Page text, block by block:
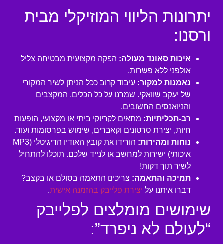
יתרונות הליווי המוזיקלי מבית
ורסנו:
איכות סאונד מעולה: הפקה מקצועית מבטיחה צליל
אולפני ללא פשרות.
נאמנות למקור: עיבוד קרוב ככל הניתן לשיר המקורי
של יעקב שוואקי. שמרנו על כל הכלים, המקצבים
והניואנסים החשובים.
רב-תכליתיות: מתאים לקריוקי ביתי או מקצועי, הופעות
חיות, יצירת סרטונים וקאברים, שימוש בפרסומות ועוד.
נוחות ומהירות:
הורידו את קובץ האודיו הדיגיטלי (MP3
איכותי) ישירות למחשב או לנייד שלכם. תוכלו להתחיל
לשיר תוך דקות!
תמיכה והתאמה: צריכים התאמה בסולם או בקצב?
דברו איתנו על יצירת פלייבק בהזמנה אישית.
שימושים מומלצים לפלייבק
“לעולם לא ניפרד”: